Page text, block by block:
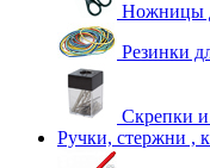
Ножницы
Резинки
Скрепки
Ручки, стержни ,